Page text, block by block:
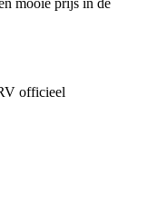
officieel